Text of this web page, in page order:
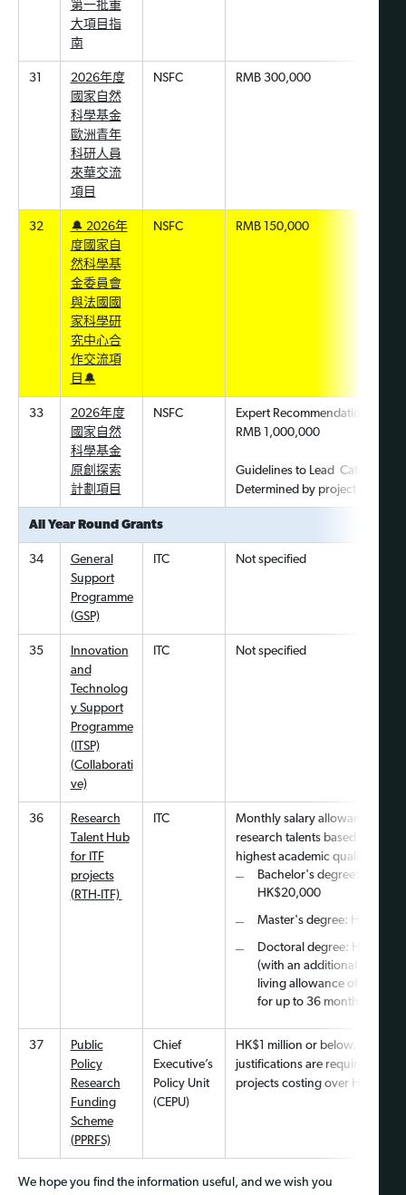
第一批重
大項目指
南
31
2026年度
國家自然
科學基金
歐洲青年
科研人員
來華交流
項目
NSFC RMB 300,000
32
🔔 2026年
度國家自
然科學基
金委員會
與法國國
家科學研
究中心合
作交流項
目🔔
NSFC RMB 150,000
33
2026年度
國家自然
科學基金
原創探索
計劃項 目
NSFC
Expert Recommendation
RMB 1,000,000
Guidelines to Lead Category:
Determined by project
All Year Round Grants
34
General
Support
Programme
(GSP)
ITC Not specified
35
Innovation
and
Technolog
y Support
Programme
(ITSP)
(Collaborati
ve)
ITC Not specified
36
Research
Talent Hub
for ITF
projects
(RTH-ITF)
ITC
Monthly salary allowance for
research talents based on their
highest academic
Bachelor's degree:
HK$20,000
Master's degree:
Doctoral degree:
(with an additional monthly
living allowance of
for up to 36 months)
37
Public
Policy
Research
Funding
Scheme
(PPRFS)
Chief
Executive’s
Policy Unit
(CEPU)
HK$1 million or below. Strong
justifications are required for
projects costing over HK$1
We hope you find the information useful, and we wish you